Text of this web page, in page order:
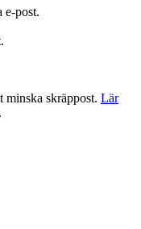
e-post.
minska skräppost. Lär
.